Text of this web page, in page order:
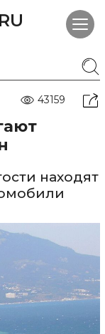
43159
находят